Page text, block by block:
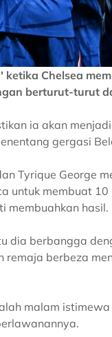
ketika Chelsea
berturut-turut
ia akan
gergasi
Tyrique George
untuk membuat
membuahkan hasil.
dia berbangga
berbeza
malam